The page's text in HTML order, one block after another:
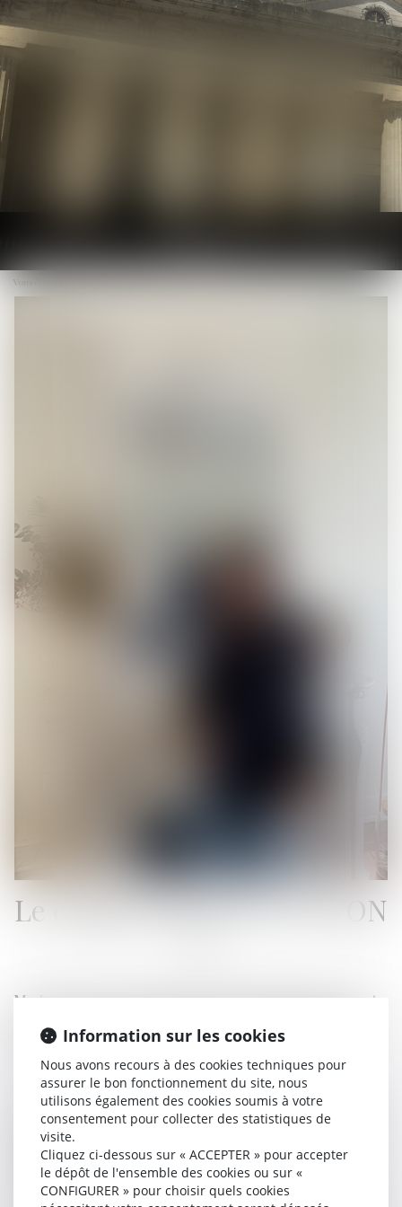
Ouvrir
le
menu
Vous êtes ici :
Le cabinet Aurore LE GUYON
Me Le Guyon, Avocat au barreau de Bordeaux exerçant
chacun de ses clients et à une analyse personnelle du
dossier et de la régularité de la procédure pénale.
Après avoir suivi ses études de droit à l'Université Paris
II Panthéon-Assas et obtenu un Master I en sciences
criminelles et carrières judiciaires et un Master II en
droit privé général ainsi qu'à l'institut de criminologie de
Paris II Panthéon-Assas dont elle est diplômée
(certificat de sciences criminelles, certificat de sciences
Information sur les cookies
Nous avons recours à des cookies techniques pour
assurer le bon fonctionnement du site, nous
utilisons également des cookies soumis à votre
consentement pour collecter des statistiques de
visite.
Cliquez ci-dessous sur « ACCEPTER » pour accepter
le dépôt de l'ensemble des cookies ou sur «
CONFIGURER » pour choisir quels cookies